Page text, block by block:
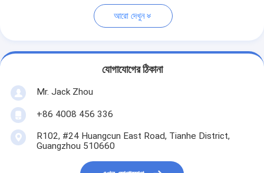
আরো দেখুন
যোগাযোগের ঠিকানা
Mr. Jack Zhou
+86 4008 456 336
R102, #24 Huangcun East Road, Tianhe District,
Guangzhou 510660